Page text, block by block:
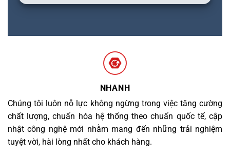
NHANH
Chúng tôi luôn nỗ lực không ngừng trong việc tăng cường
chất lượng, chuẩn hóa hệ thống theo chuẩn quốc tế, cập
nhật công nghệ mới nhằm mang đến những trải nghiệm
tuyệt vời, hài lòng nhất cho khách hàng.